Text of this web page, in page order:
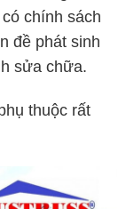
chính sách
đề phát sinh
sửa chữa.
thuộc rất